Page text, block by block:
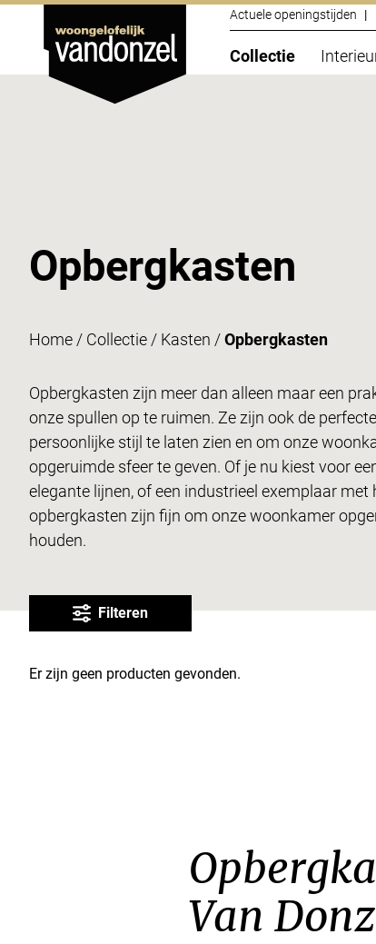
Actuele openingstijden |
Collectie
Opbergkasten
Home / Collectie / Kasten /Opbergkasten
Opbergkasten zijn meer dan alleen maar een
onze spullen op te ruimen. Ze zijn ook de
persoonlijke stijl te laten zien en om onze
opgeruimde sfeer te geven. Of je nu kiest voor
elegante lijnen, of een industrieel exemplaar met
opbergkasten zijn fijn om onze woonkamer
houden.
Filteren
Er zijn geen producten gevonden.
Van